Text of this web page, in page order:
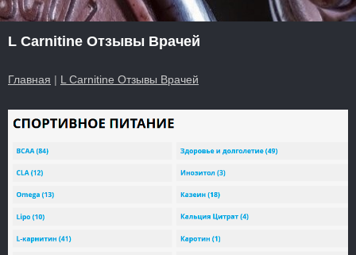
L Carnitine Отзывы Врачей
Главная | L Carnitine Отзывы Врачей